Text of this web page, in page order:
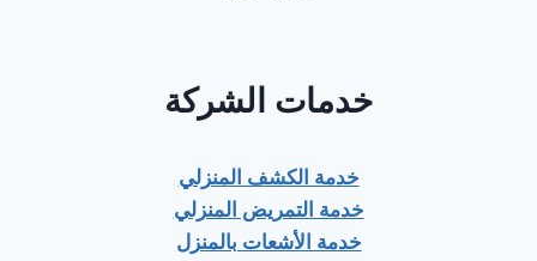
خدمات الشركة
خدمة الكشف المنزلي
خدمة التمريض المنزلي
خدمة الأشعات بالمنزل